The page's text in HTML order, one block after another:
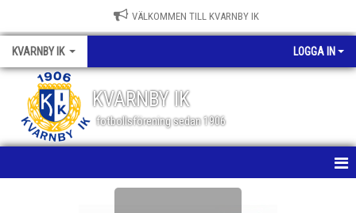
VÄLKOMMEN TILL KVARNBY IK
KVARNBY IK LOGGA IN
KVARNBY IK
fotbollsförening sedan 1906